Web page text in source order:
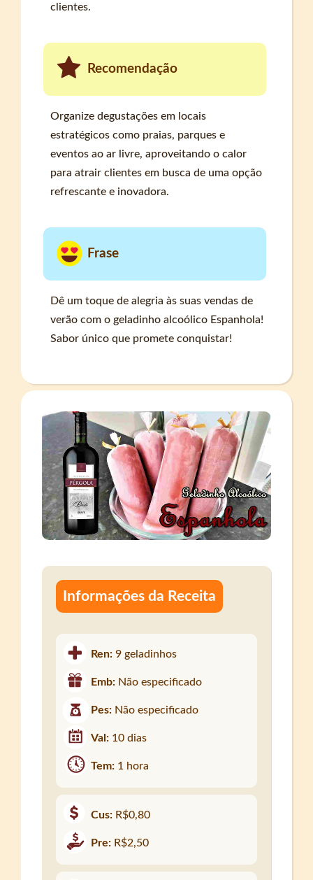
clientes.
Recomendação
Organize degustações em locais
estratégicos como praias, parques e
eventos ao ar livre, aproveitando o calor
para atrair clientes em busca de uma opção
refrescante e inovadora.
Frase
Dê um toque de alegria às suas vendas de
verão com o geladinho alcoólico Espanhola!
Sabor único que promete conquistar!
Informações da Receita
Ren:9 geladinhos
Emb: Não especificado
Pes: Não especificado
Val: 10 dias
Tem: 1 hora
Cus: R$0,80
Pre: R$2,50